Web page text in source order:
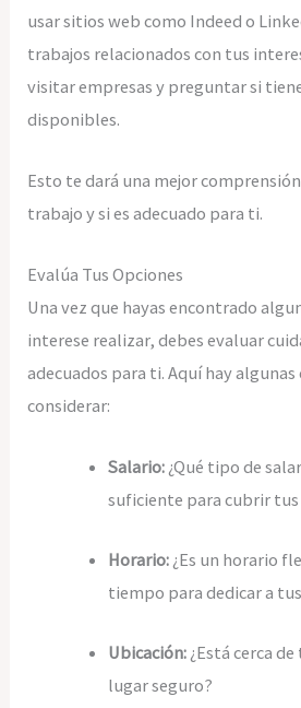
usar sitios web como Indeed o
trabajos relacionados con tus
visitar empresas y preguntar si
disponibles.
Esto te dará una mejor
trabajo y si es adecuado para ti.
Evalúa Tus Opciones
Una vez que hayas encontrado
interese realizar, debes evaluar
adecuados para ti. Aquí hay algunas
considerar:
Salario: ¿Qué tipo de
suficiente para cubrir tus
Horario: ¿Es un horario
tiempo para dedicar a
Ubicación: ¿Está cerca
lugar seguro?